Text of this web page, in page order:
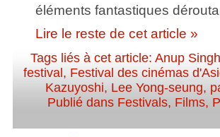
éléments fantastiques
Lire le reste de cet article »
Tags liés à cet article: Anup Singh
festival , Festival des cinémas
Kazuyoshi, Lee Yong-seung,
Publié dans Festivals, Films,